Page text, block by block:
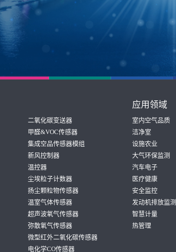
二氧化碳变送器
甲醛&VOC传感器
集成空品传感器模组
新风控制器
温控器
尘埃粒子计数器
扬尘颗粒物传感器
温室气体传感器
超声波氧气传感器
弥散氧气传感器
微型红外二氧化碳传感器
电化学CO传感器
应用领域
室内空气品质
洁净室
设施农业
大气环保监测
汽车电子
医疗健康
安全监控
发动机排放监测
智慧计量
热管理